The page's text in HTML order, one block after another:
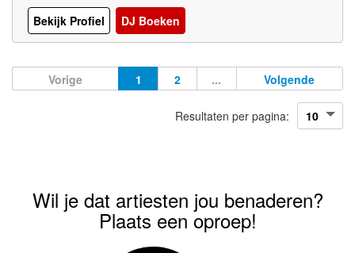
Bekijk Profiel
DJ Boeken
Vorige 1 2 ... Volgende
Resultaten per pagina:
Wil je dat artiesten jou benaderen?
Plaats een oproep!